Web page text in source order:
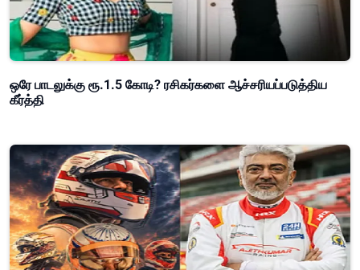
ஒரே பாடலுக்கு ரூ.1.5 கோடி? ரசிகர்களை ஆச்சரியப்படுத்திய
கீர்த்தி